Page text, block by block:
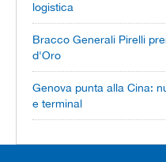
logistica
Bracco Generali Pirelli
d'Oro
Genova punta alla Cina:
e terminal